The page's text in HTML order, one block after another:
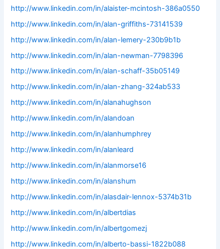
http://www.linkedin.com/in/alaister-mcintosh-386a0550
http://www.linkedin.com/in/alan-griffiths-73141539
http://www.linkedin.com/in/alan-lemery-230b9b1b
http://www.linkedin.com/in/alan-newman-7798396
http://www.linkedin.com/in/alan-schaff-35b05149
http://www.linkedin.com/in/alan-zhang-324ab533
http://www.linkedin.com/in/alanahughson
http://www.linkedin.com/in/alandoan
http://www.linkedin.com/in/alanhumphrey
http://www.linkedin.com/in/alanleard
http://www.linkedin.com/in/alanmorse16
http://www.linkedin.com/in/alanshum
http://www.linkedin.com/in/alasdair-lennox-5374b31b
http://www.linkedin.com/in/albertdias
http://www.linkedin.com/in/albertgomezj
http://www.linkedin.com/in/alberto-bassi-1822b088